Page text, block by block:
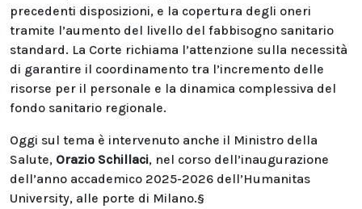
precedenti disposizioni, e la copertura degli oneri
tramite l’aumento del livello del fabbisogno sanitario
standard. La Corte richiama l’attenzione sulla necessità
di garantire il coordinamento tra l’incremento delle
risorse per il personale e la dinamica complessiva del
fondo sanitario regionale.
Oggi sul tema è intervenuto anche il Ministro della
Salute, Orazio Schillaci, nel corso dell’inaugurazione
dell’anno accademico 2025-2026 dell’Humanitas
University, alle porte di Milano.§